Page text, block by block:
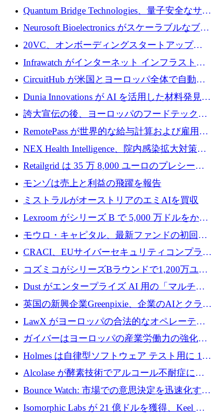
ラットフォームを拡大するために 4,000 万ド
ルを調達
Quantum Bridge Technologies、量子安全なサイ
バーセキュリティ インフラストラクチャの拡
Neurosoft Bioelectronics がスケーラブルなブレ
イン コンピューター インターフェイスのため
に 750 万ドルを調達
20VC、オンボーディングスタートアップ
Prelude へのシリーズ A 投資で 2,000 万ドルを
Infrawatch がインターネット インフラストラ
クチャ インテリジェンス向けに 300 万ドルの
プレシードを確保
CircuitHub が米国とヨーロッパ全体で自動電
子機器製造を拡大するために 2,800 万ドルを
Dunia Innovations が AI を活用した材料発見を
産業化するために 2 億 8,000 万ユーロのベル
リン GigaLab を発表
誇大宣伝の後、ヨーロッパのフードテックセ
クターはファンダメンタルズを中心に再構築
RemotePass が世界的な給与計算および雇用プ
ラットフォームを拡大するために 1,740 万ド
NEX Health Intelligence、院内感染拡大対策に
100万ユーロを確保
Retailgrid は 35 万 8,000 ユーロのプレシード
ラウンドで小売業のスプレッドシートをター
ゲットにしています
モンゾは売上と利益の飛躍を報告
ミストラルがオーストリアのエミAIを買収
Lexroom がシリーズ B で 5,000 万ドルをかけ
てヨーロッパ大陸法用の法律 AI を構築
モウロ・キャピタル、最新ファンドの初回ク
ローズで4億ドルを確保
CRACI、EUサイバーセキュリティコンプライ
アンスプラットフォームのために140万ユーロ
コズミコがシリーズBラウンドで1,200万ユー
ロを調達
Dust がエンタープライズ AI 用の「マルチプ
レイヤー」オペレーティング システムを構築
するシリーズ B で 4,000 万ドルを調達
英国の新興企業Greenpixie、企業のAIとクラウ
ドのエネルギー無駄を削減するために470万ポ
ンドを調達
LawX がヨーロッパの合法的なオペレーティ
ング システムを構築するために 750 万ユーロ
を調達
ガイバーはヨーロッパの産業労働力の強化に
貢献するために 140 万ユーロを獲得
Holmes は自律型ソフトウェア テスト用に 110
万ユーロのプレシードを提供して開始
Alcolase が酵素技術でアルコール不耐症に取
り組むために 150 万ユーロを調達
Bounce Watch: 市場での意思決定を迅速化する
ためのインテリジェンス層を構築する
Isomorphic Labs が 21 億ドルを獲得、Keel の